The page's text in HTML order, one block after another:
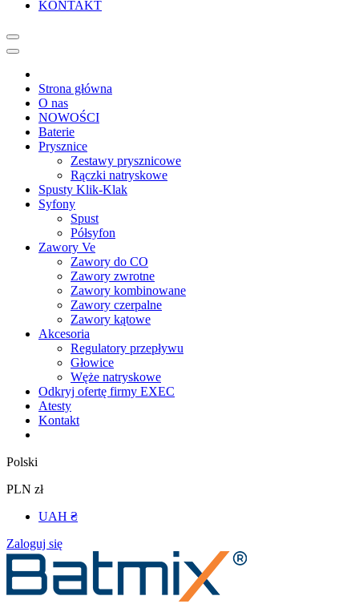
KONTAKT
Strona główna
O nas
NOWOŚCI
Baterie
Prysznice
Zestawy prysznicowe
Rączki natryskowe
Spusty Klik-Klak
Syfony
Spust
Półsyfon
Zawory Ve
Zawory do CO
Zawory zwrotne
Zawory kombinowane
Zawory czerpalne
Zawory kątowe
Akcesoria
Regulatory przepływu
Głowice
Węże natryskowe
Odkryj ofertę firmy EXEC
Atesty
Kontakt
Polski
PLN zł
UAH ₴
Zaloguj się